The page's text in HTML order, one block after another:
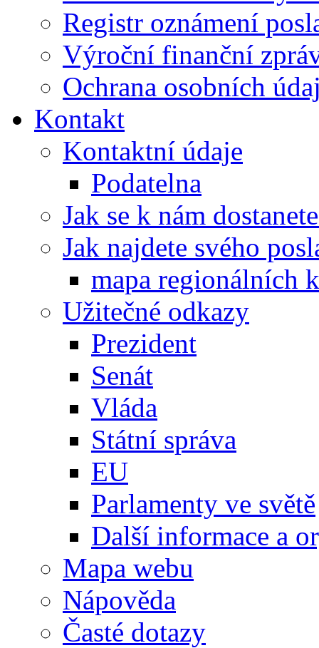
Registr oznámení
Výroční finanční
Ochrana osobních
Kontakt
Kontaktní údaje
Podatelna
Jak se k nám
Jak najdete svého
mapa regionálních
Užitečné odkazy
Prezident
Senát
Vláda
Státní správa
EU
Parlamenty ve světě
Další informace a
Mapa webu
Nápověda
Časté dotazy